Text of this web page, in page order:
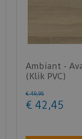
Ambiant -
(Klik PVC)
€ 49,95
€ 42 ,45